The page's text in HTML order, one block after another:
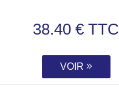
38.40 € TTC
VOIR